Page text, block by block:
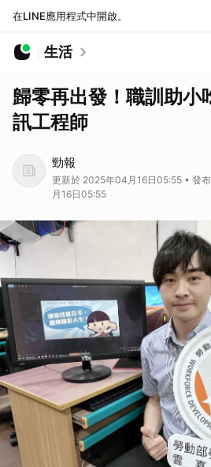
在LINE應用程式中開啟。
生活
歸零再出發！職訓助小
訊工程師
勁報
更新於 2025年04月16日05:55 • 發
月16日05:55